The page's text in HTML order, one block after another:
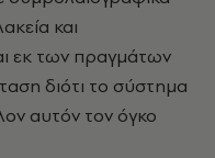
και
εκ των πραγμάτων
διότι το σύστημα
αυτόν τον όγκο